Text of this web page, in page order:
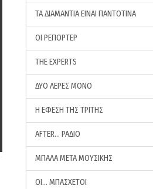
ΤΑ ΔΙΑΜΑΝΤΙΑ ΕΙΝΑΙ ΠΑΝΤΟΤΙΝΑ
ΟΙ ΡΕΠΟΡΤΕΡ
THE EXPERTS
ΔΥΟ ΛΕΡΕΣ ΜΟΝΟ
Η ΕΦΕΣΗ ΤΗΣ ΤΡΙΤΗΣ
AFTER… ΡΑΔΙΟ
ΜΠΑΛΑ ΜΕΤΑ ΜΟΥΣΙΚΗΣ
ΟΙ… ΜΠΑΣΧΕΤΟΙ